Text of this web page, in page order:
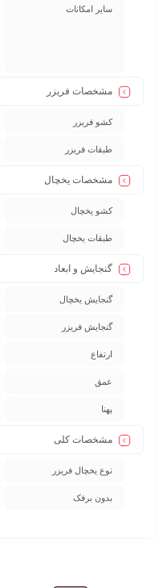
سایر امکانات
مشخصات فریزر
کشو فریزر
طبقات فریزر
مشخصات یخچال
کشو یخچال
طبقات یخچال
گنجایش و ابعاد
گنجایش یخچال
گنجایش فریزر
ارتفاع
عمق
پهنا
مشخصات کلی
نوع یخچال فریزر
بدون برفک